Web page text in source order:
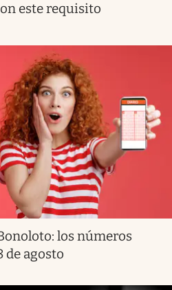
este requisito
los números
de agosto